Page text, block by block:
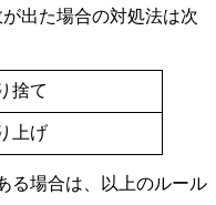
出た場合の対処法は次
捨て
上げ
る場合は、以上のルール